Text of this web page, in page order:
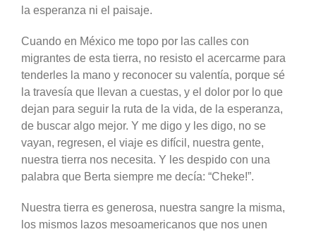
la esperanza ni el paisaje.
Cuando en México me topo por las calles con
migrantes de esta tierra, no resisto el acercarme para
tenderles la mano y reconocer su valentía, porque sé
la travesía que llevan a cuestas, y el dolor por lo que
dejan para seguir la ruta de la vida, de la esperanza,
de buscar algo mejor. Y me digo y les digo, no se
vayan, regresen, el viaje es difícil, nuestra gente,
nuestra tierra nos necesita. Y les despido con una
palabra que Berta siempre me decía: “Cheke!”.
Nuestra tierra es generosa, nuestra sangre la misma,
los mismos lazos mesoamericanos que nos unen